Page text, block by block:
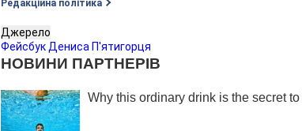
Редакційна політика
Джерело
Фейсбук Дениса П'ятигорця